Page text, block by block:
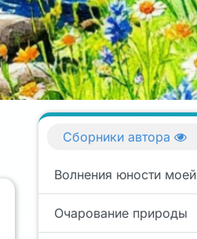
Сборники автора
Волнения юности моей
Очарование природы